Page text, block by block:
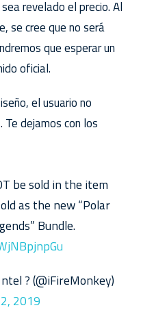
revelado el precio. Al
se cree que no será
que esperar un
oficial.
el usuario no
dejamos con los
be sold in the item
as the new “Polar
Bundle.
? (@iFireMonkey)
2019